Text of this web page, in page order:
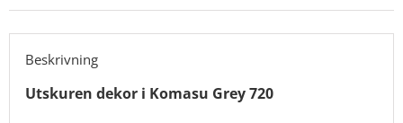
Beskrivning
Utskuren dekor i Komasu Grey 720